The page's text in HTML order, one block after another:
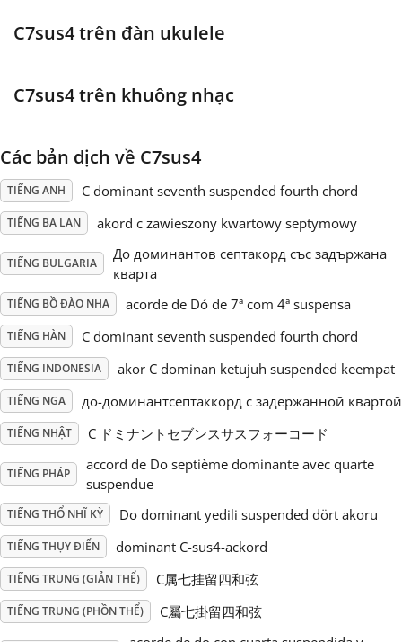
Italiano
日本語
Polski
Português
Русский
Svenska
Tiếng Việt
Türkçe
Українська
简体中文
繁體中文
C7sus4 trên đàn ukulele
C7sus4 trên khuông nhạc
Các bản dịch về C7sus4
TIẾNG ANH C dominant seventh suspended fourth chord
TIẾNG BA LAN akord c zawieszony kwartowy septymowy
TIẾNG BULGARIA
До доминантов септакорд със задържана
кварта
TIẾNG BỒ ĐÀO NHA acorde de Dó de 7ª com 4ª suspensa
TIẾNG HÀN C dominant seventh suspended fourth chord
TIẾNG INDONESIA akor C dominan ketujuh suspended keempat
TIẾNG NGA до-доминантсептаккорд с задержанной квартой
TIẾNG NHẬT C ドミナントセブンスサスフォーコード
TIẾNG PHÁP
accord de Do septième dominante avec quarte
suspendue
TIẾNG THỔ NHĨ KỲ Do dominant yedili suspended dört akoru
TIẾNG THỤY ĐIỂN dominant C-sus4-ackord
TIẾNG TRUNG (GIẢN THỂ) C属七挂留四和弦
TIẾNG TRUNG (PHỒN THỂ)
C屬七掛留四和弦